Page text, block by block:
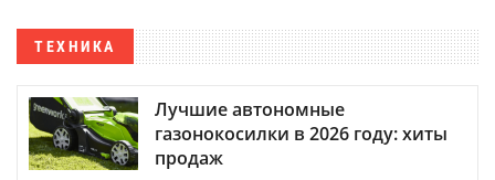
ТЕХНИКА
Лучшие автономные
газонокосилки в 2026 году: хиты
продаж